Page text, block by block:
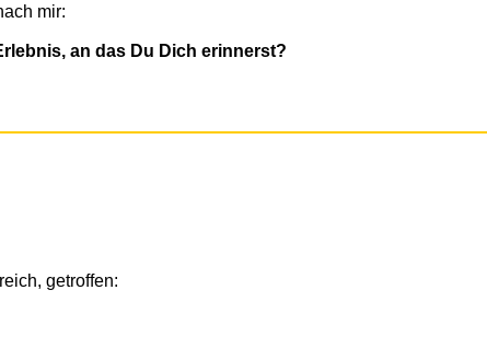
mir:
an das Du Dich erinnerst?
getroffen: